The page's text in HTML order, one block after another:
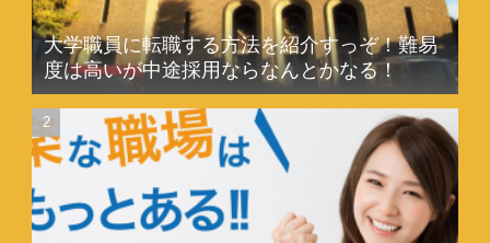
大学職員に転職する方法を紹介すっぞ！難易
度は高いが中途採用ならなんとかなる！